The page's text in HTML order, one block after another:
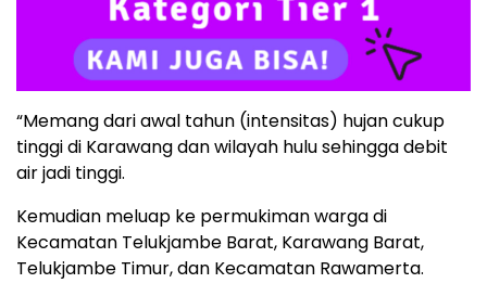
“Memang dari awal tahun (intensitas) hujan cukup
tinggi di Karawang dan wilayah hulu sehingga debit
air jadi tinggi.
Kemudian meluap ke permukiman warga di
Kecamatan Telukjambe Barat, Karawang Barat,
Telukjambe Timur, dan Kecamatan Rawamerta.